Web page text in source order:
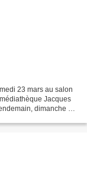
23 mars au salon
Jacques
dimanche 24